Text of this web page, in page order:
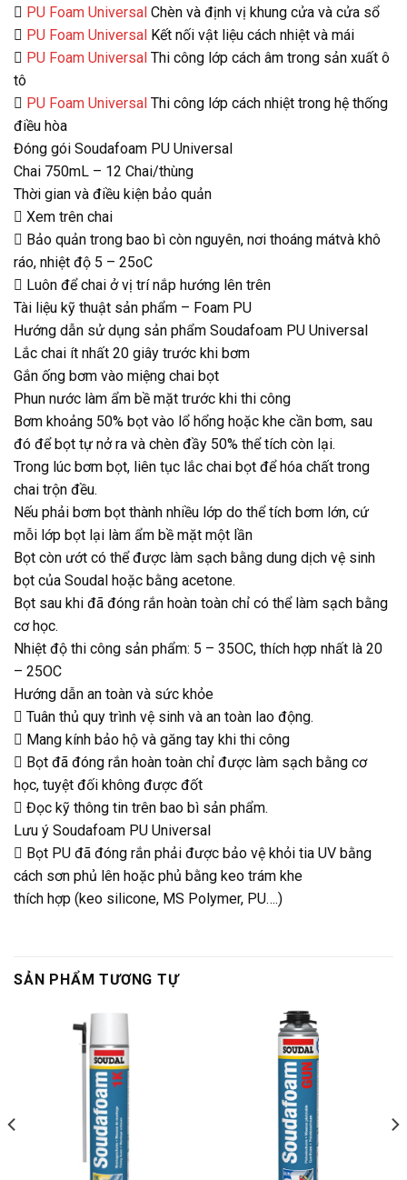
 PU Foam Universal Chèn và định vị khung cửa và cửa sổ
 PU Foam Universal Kết nối vật liệu cách nhiệt và mái
 PU Foam Universal Thi công lớp cách âm trong sản xuất ô
tô
 PU Foam Universal Thi công lớp cách nhiệt trong hệ thống
điều hòa
Đóng gói Soudafoam PU Universal
Chai 750mL – 12 Chai/thùng
Thời gian và điều kiện bảo quản
 Xem trên chai
 Bảo quản trong bao bì còn nguyên, nơi thoáng mátvà khô
ráo, nhiệt độ 5 – 25oC
 Luôn để chai ở vị trí nắp hướng lên trên
Tài liệu kỹ thuật sản phẩm – Foam PU
Hướng dẫn sử dụng sản phẩm Soudafoam PU Universal
Lắc chai ít nhất 20 giây trước khi bơm
Gắn ống bơm vào miệng chai bọt
Phun nước làm ẩm bề mặt trước khi thi công
Bơm khoảng 50% bọt vào lổ hổng hoặc khe cần bơm, sau
đó để bọt tự nở ra và chèn đầy 50% thể tích còn lại.
Trong lúc bơm bọt, liên tục lắc chai bọt để hóa chất trong
chai trộn đều.
Nếu phải bơm bọt thành nhiều lớp do thể tích bơm lớn, cứ
mỗi lớp bọt lại làm ẩm bề mặt một lần
Bọt còn ướt có thể được làm sạch bằng dung dịch vệ sinh
bọt của Soudal hoặc bằng acetone.
Bọt sau khi đã đóng rắn hoàn toàn chỉ có thể làm sạch bằng
cơ học.
Nhiệt độ thi công sản phẩm: 5 – 35OC, thích hợp nhất là 20
– 25OC
Hướng dẫn an toàn và sức khỏe
 Tuân thủ quy trình vệ sinh và an toàn lao động.
 Mang kính bảo hộ và găng tay khi thi công
 Bọt đã đóng rắn hoàn toàn chỉ được làm sạch bằng cơ
học, tuyệt đối không được đốt
 Đọc kỹ thông tin trên bao bì sản phẩm.
Lưu ý Soudafoam PU Universal
 Bọt PU đã đóng rắn phải được bảo vệ khỏi tia UV bằng
cách sơn phủ lên hoặc phủ bằng keo trám khe
thích hợp (keo silicone, MS Polymer, PU….)
SẢN PHẨM TƯƠNG TỰ